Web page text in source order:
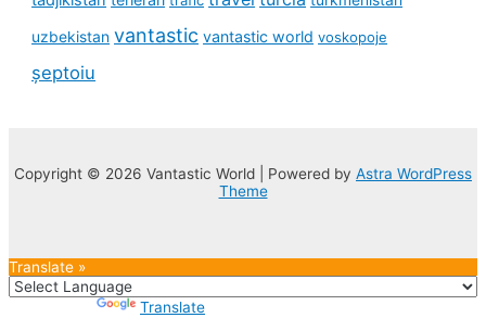
uzbekistan vantastic vantastic world voskopoje
șeptoiu
Copyright © 2026 Vantastic World | Powered by Astra WordPress
Theme
Translate »
Translate